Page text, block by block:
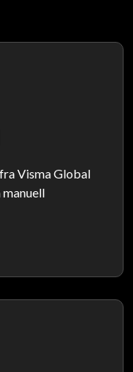
Visma Global
manuell